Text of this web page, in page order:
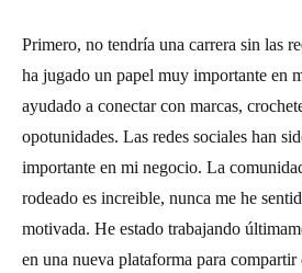
Primero, no tendría una carrera sin las
ha jugado un papel muy importante en
ayudado a conectar con marcas,
opotunidades. Las redes sociales han
importante en mi negocio. La
rodeado es increible, nunca me he
motivada. He estado trabajando
en una nueva plataforma para compartir